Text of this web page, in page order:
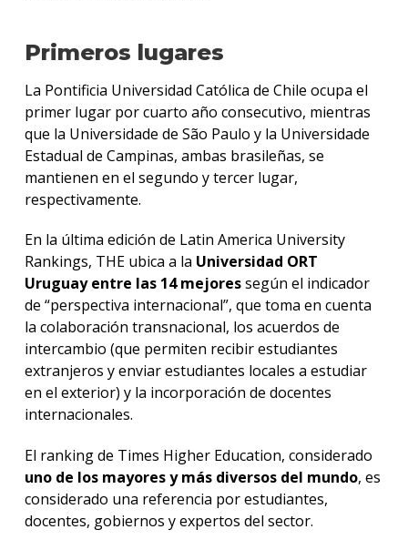
Primeros lugares
La Pontificia Universidad Católica de Chile ocupa el
primer lugar por cuarto año consecutivo, mientras
que la Universidade de São Paulo y la Universidade
Estadual de Campinas, ambas brasileñas, se
mantienen en el segundo y tercer lugar,
respectivamente.
En la última edición de Latin America University
Rankings, THE ubica a la Universidad ORT
Uruguay entre las 14 mejoressegún el indicador
de “perspectiva internacional”, que toma en cuenta
la colaboración transnacional, los acuerdos de
intercambio (que permiten recibir estudiantes
extranjeros y enviar estudiantes locales a estudiar
en el exterior) y la incorporación de docentes
internacionales.
El ranking de Times Higher Education, considerado
uno de los mayores y más diversos del mundo, es
considerado una referencia por estudiantes,
docentes, gobiernos y expertos del sector.